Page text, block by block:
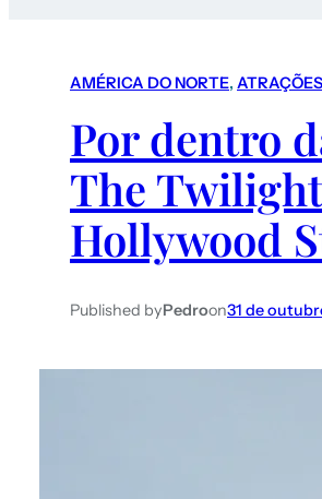
AMÉRICA DO NORTE, ATRAÇÕES
Por dentro
The
Hollywood
Published byPedroon31 de